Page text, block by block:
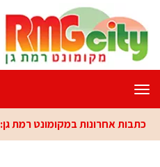
תפריט
כתבות אחרונות במקומונט רמת גן: